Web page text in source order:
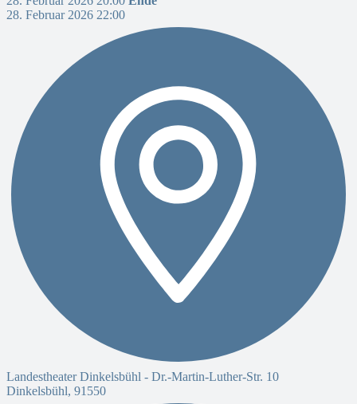
28. Februar 2026 22:00
Landestheater Dinkelsbühl - Dr.-Martin-Luther-Str. 10
Dinkelsbühl, 91550